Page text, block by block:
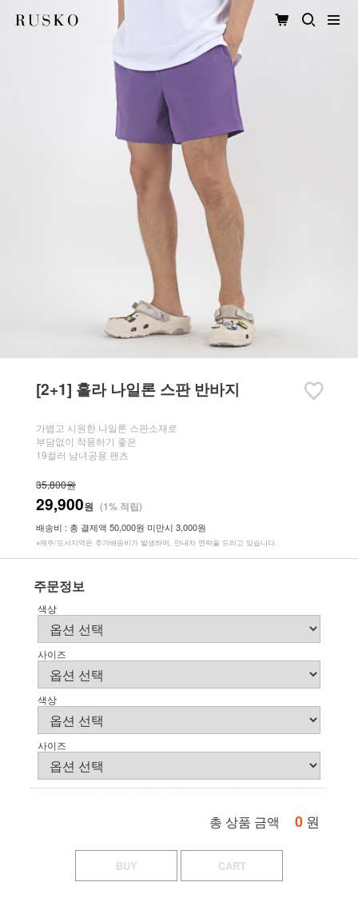
[2+1] 홀라 나일론 스판 반바지
가볍고 시원한 나일론 스판소재로
부담없이 착용하기 좋은
19컬러 남녀공용 팬츠
35,800원
29,900원 (1% 적립)
배송비 : 총 결제액 50,000원 미만시 3,000원
※제주/도서지역은 추가배송비가 발생하며, 안내차 연락을 드리고 있습니다.
주문정보
색상
사이즈
색상
사이즈
총 상품 금액 0 원
BUY CART